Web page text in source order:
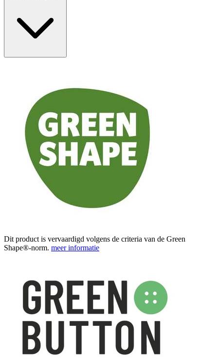
Dit product is vervaardigd volgens de criteria van de Green
Shape®-norm. meer informatie